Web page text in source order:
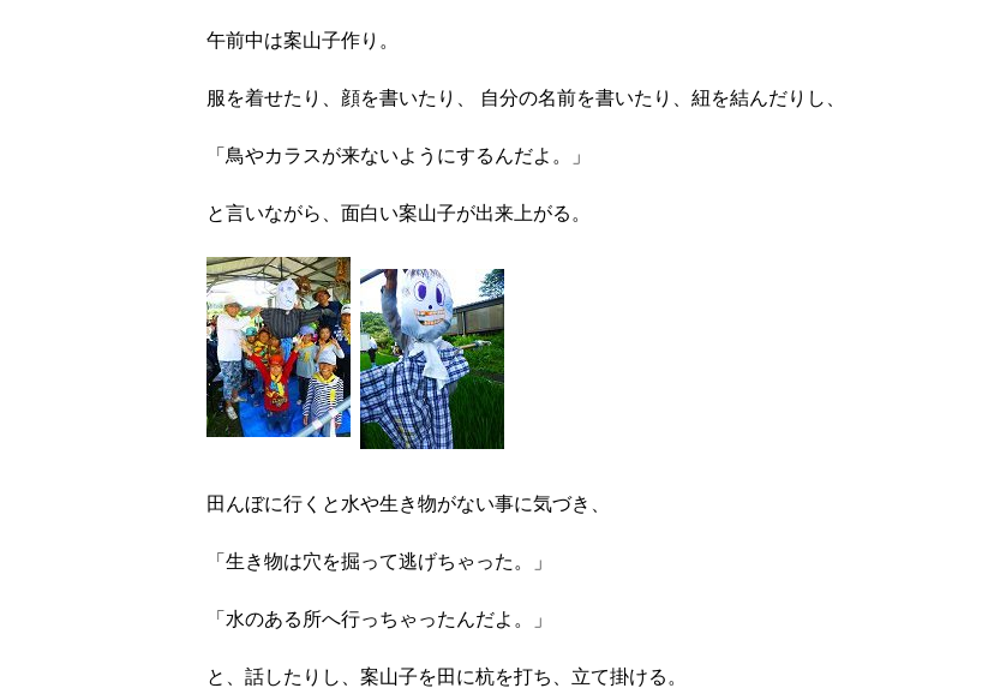
午前中は案山子作り。
服を着せたり、顔を書いたり、 自分の名前を書いたり、紐を結んだりし、
「鳥やカラスが来ないようにするんだよ。」
と言いながら、面白い案山子が出来上がる。
田んぼに行くと水や生き物がない事に気づき、
「生き物は穴を掘って逃げちゃった。」
「水のある所へ行っちゃったんだよ。」
と、話したりし、案山子を田に杭を打ち、立て掛ける。